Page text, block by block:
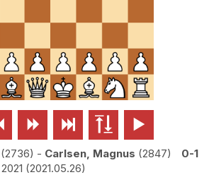
   
2736 - Carlsen, Magnus 2847
0-1
2021.05.26